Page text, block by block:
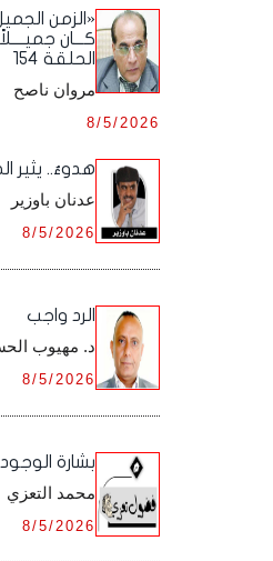
أرشيف شهر
أرشيف شهر
أرشيف شهر
أرشيف شهر
أرشيف شهر
أرشيف شهر
أرشيف شهر
أرشيف شهر
أرشيف شهر
«الزمن
كـــان
الحلقة 154
مروان ناصح
8/5/2026
هدوءٌ.. يثير
عدنان باوزير
8/5/2026
الرد واجب
د. مهيوب
8/5/2026
بشارة الوجود
محمد التعزي
8/5/2026